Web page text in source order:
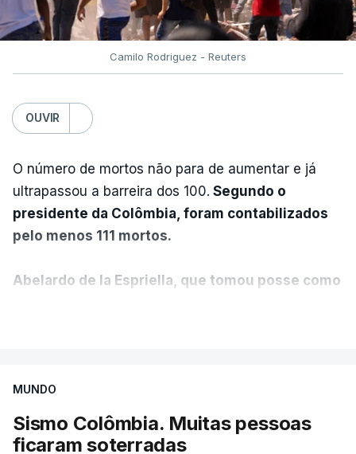
Camilo Rodriguez - Reuters
OUVIR
O número de mortos não para de aumentar e já
ultrapassou a barreira dos 100. Segundo o
presidente da Colômbia, foram contabilizados
pelo menos 111 mortos.
Abelardo de la Espriella, que tomou posse como
"O governo nacional mobilizou todos os seus
recursos para proteger vidas, auxiliar as
comunidades afetadas e fornecer ajuda onde for
MUNDO
Sismo Colômbia. Muitas pessoas
ficaram soterradas